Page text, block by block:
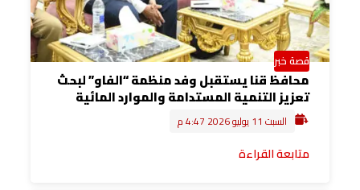
قصة خبر
محافظ قنا يستقبل وفد منظمة “الفاو” لبحث
تعزيز التنمية المستدامة والموارد المائية
السبت 11 يوليو 2026 4:47 م
متابعة القراءة